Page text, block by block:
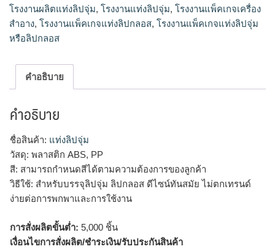
โรงงานผลิตแท่งลิปจุ่ม, โรงงานแท่งลิปจุ่ม, โรงงานแพ็คเกจเครื่อง
สำอาง, โรงงานแพ็คเกจแท่งลิปกลอส, โรงงานแพ็คเกจแท่งลิปจุ่ม
หรือลิปกลอส
คำอธิบาย
คำอธิบาย
ชื่อสินค้า: แท่งลิปจุ่ม
วัสดุ: พลาสติก ABS, PP
สี: สามารถกำหนดสีได้ตามความต้องการของลูกค้า
วิธีใช้: สำหรับบรรจุลิปจุ่ม ลิปกลอส ดีไซน์ทันสมัย ไม่ตกเทรนด์
ง่ายต่อการพกพาและการใช้งาน
การสั่งผลิตขั้นต่ำ: 5,000 ชิ้น
เงื่อนไขการสั่งผลิต/ชำระเงิน/รับประกันสินค้า